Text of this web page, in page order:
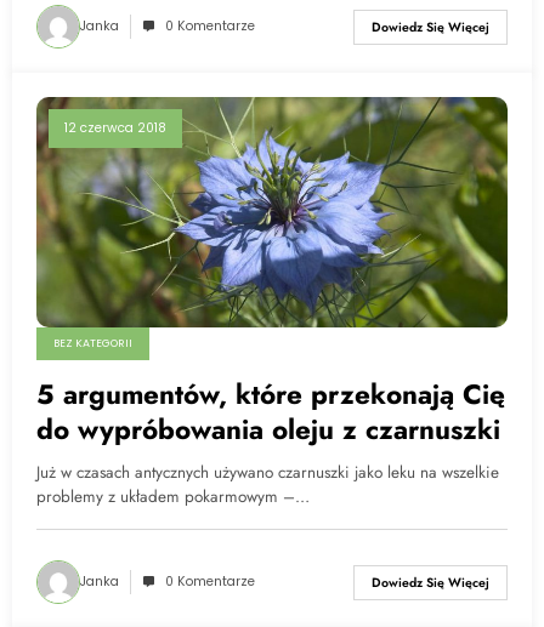
Janka 0 Komentarze Dowiedz Się Więcej
12 czerwca 2018
BEZ KATEGORII
5 argumentów, które przekonają Cię
do wypróbowania oleju z czarnuszki
Już w czasach antycznych używano czarnuszki jako leku na wszelkie
problemy z układem pokarmowym –…
Janka 0 Komentarze Dowiedz Się Więcej